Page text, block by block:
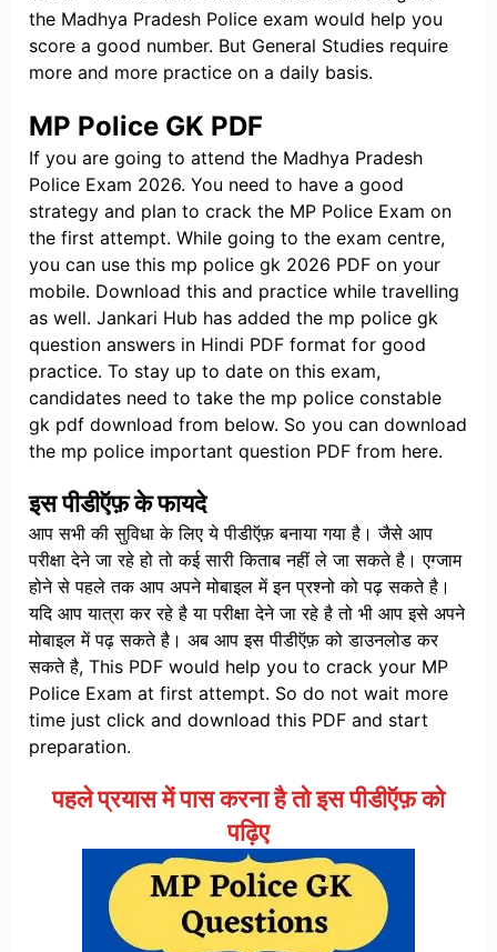
the Madhya Pradesh Police exam would help you
score a good number. But General Studies require
more and more practice on a daily basis.
MP Police GK PDF
If you are going to attend the Madhya Pradesh
Police Exam 2026. You need to have a good
strategy and plan to crack the MP Police Exam on
the first attempt. While going to the exam centre,
you can use this mp police gk 2026 PDF on your
mobile. Download this and practice while travelling
as well. Jankari Hub has added the mp police gk
question answers in Hindi PDF format for good
practice. To stay up to date on this exam,
candidates need to take the mp police constable
gk pdf download from below. So you can download
the mp police important question PDF from here.
इस पीडीऍफ़ के फायदे
आप सभी की सुविधा के लिए ये पीडीऍफ़ बनाया गया है। जैसे आप
परीक्षा देने जा रहे हो तो कई सारी किताब नहीं ले जा सकते है। एग्जाम
होने से पहले तक आप अपने मोबाइल में इन प्रश्नो को पढ़ सकते है।
यदि आप यात्रा कर रहे है या परीक्षा देने जा रहे है तो भी आप इसे अपने
मोबाइल में पढ़ सकते है। अब आप इस पीडीऍफ़ को डाउनलोड कर
सकते है, This PDF would help you to crack your MP
Police Exam at first attempt. So do not wait more
time just click and download this PDF and start
preparation.
पहले प्रयास में पास करना है तो इस पीडीऍफ़ को
पढ़िए